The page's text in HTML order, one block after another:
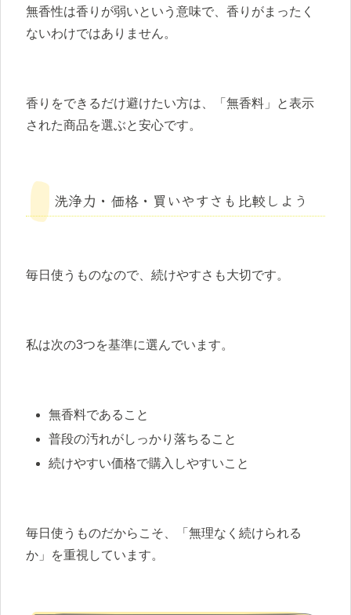
無香性は香りが弱いという意味で、香りがまったく
ないわけではありません。
香りをできるだけ避けたい方は、「無香料」と表示
された商品を選ぶと安心です。
洗浄力・価格・買いやすさも比較しよう
毎日使うものなので、続けやすさも大切です。
私は次の3つを基準に選んでいます。
無香料であること
普段の汚れがしっかり落ちること
続けやすい価格で購入しやすいこと
毎日使うものだからこそ、「無理なく続けられる
か」を重視しています。